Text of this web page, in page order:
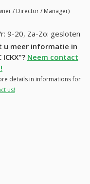
/ Director / Manager)
9-20, Za-Zo: gesloten
meer informatie in
Neem contact
details in informations for
us!